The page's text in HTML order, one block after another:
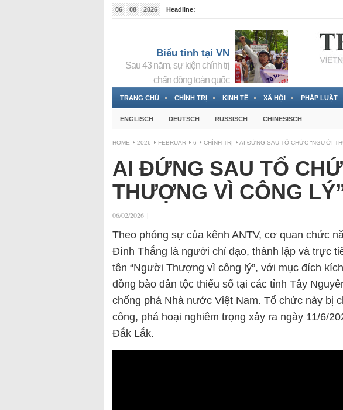
06 08 2026
Headline:
Biểu tình tại VN
Sau 43 năm, sự kiện chính trị
chấn động toàn quốc
TRANG CHỦ CHÍNH TRỊ KINH TẾ XÃ HỘI PHÁP LUẬT
ENGLISCH DEUTSCH RUSSISCH CHINESISCH
HOME 2026 FEBRUAR 6 CHÍNH TRỊ AI ĐỨNG SAU TỔ CHỨC “NGƯỜI
AI ĐỨNG SAU TỔ
THƯỢNG VÌ CÔNG
06/02/2026 |
Theo phóng sự của kênh ANTV, cơ quan chức
Đình Thắng là người chỉ đạo, thành lập và trực
tên “Người Thượng vì công lý”, với mục đích
đồng bào dân tộc thiểu số tại các tỉnh Tây
chống phá Nhà nước Việt Nam. Tổ chức này bị
công, phá hoại nghiêm trọng xảy ra ngày 11/6/
Đắk Lắk.